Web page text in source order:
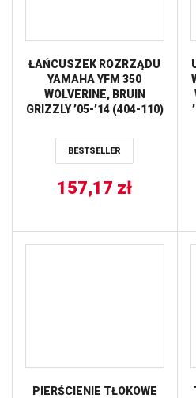
ŁAŃCUSZEK ROZRZĄDU
YAMAHA YFM 350
WOLVERINE, BRUIN
GRIZZLY ’05-’14 (404-110)
BESTSELLER
157,17 zł
PIERŚCIENIE TŁOKOWE